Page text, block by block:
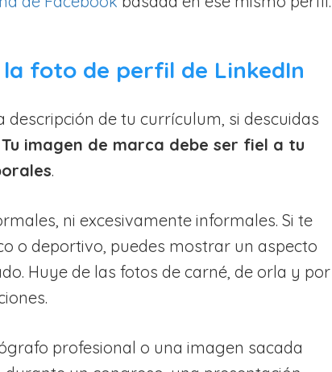
foto de perfil de LinkedIn
descripción de tu currículum, si descuidas
Tu imagen de marca debe ser fiel a tu
.
ni excesivamente informales. Si te
o deportivo, puedes mostrar un aspecto
Huye de las fotos de carné, de orla y por
profesional o una imagen sacada